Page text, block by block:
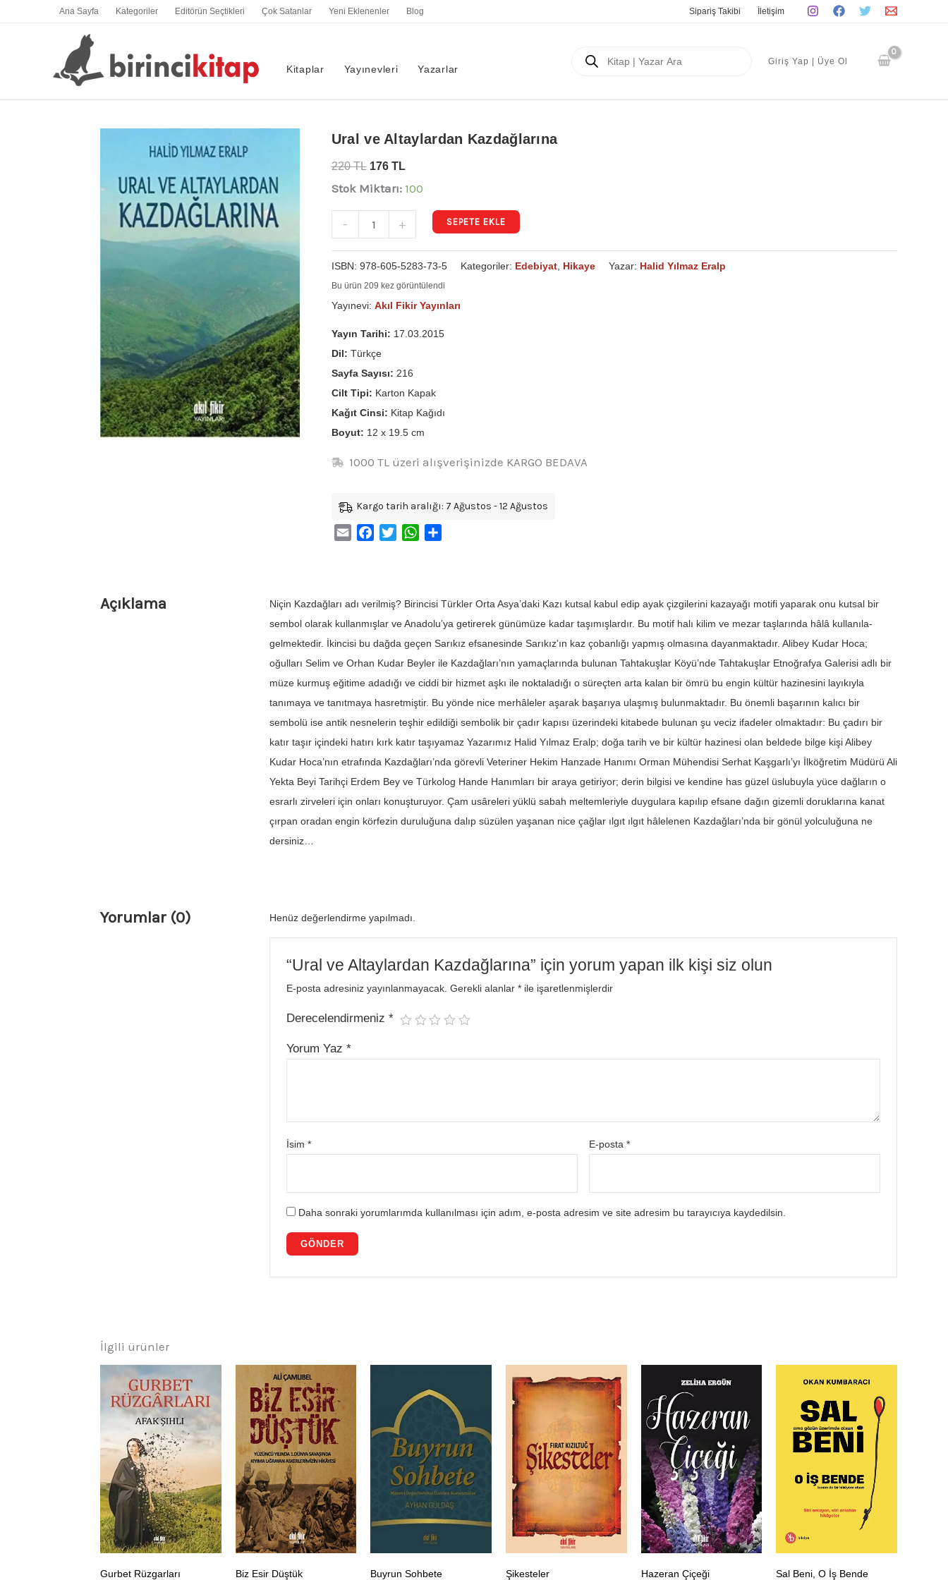
Ana Sayfa Kategoriler Editörün Seçtikleri Çok Satanlar Yeni Eklenenler Blog Sipariş Takibi İletişim
Kitaplar Yayınevleri Yazarlar
search
Giriş Yap | Üye Ol
Ural ve Altaylardan Kazdağlarına
220TL 176 TL
Stok Miktarı: 100
-
Ural
Kazdağlarına
+ SEPETE EKLE
ISBN: 978-605-5283-73-5 Kategoriler: Edebiyat, Hikaye Yazar: Halid Yılmaz Eralp
Bu ürün 209 kez görüntülendi
Yayınevi: Akıl Fikir Yayınları
Yayın Tarihi: 17.03.2015
Dil: Türkçe
Sayfa Sayısı: 216
Cilt Tipi: Karton Kapak
Kağıt Cinsi: Kitap Kağıdı
Boyut: 12 x 19.5 cm
1000 TL üzeri alışverişinizde KARGO BEDAVA
Kargo tarih aralığı: 7 Ağustos - 12 Ağustos
Email FacebookTwitterWhatsApp
Açıklama
Niçin Kazdağları adı verilmiş? Birincisi Türkler Orta Asya’daki Kazı kutsal kabul edip ayak çizgilerini kazayağı motifi yaparak onu kutsal bir
sembol olarak kullanmışlar ve Anadolu’ya getirerek günümüze kadar taşımışlardır. Bu motif halı kilim ve mezar taşlarında hâlâ kullanıla-
gelmektedir. İkincisi bu dağda geçen Sarıkız efsanesinde Sarıkız’ın kaz çobanlığı yapmış olmasına dayanmaktadır. Alibey Kudar Hoca;
oğulları Selim ve Orhan Kudar Beyler ile Kazdağları’nın yamaçlarında bulunan Tahtakuşlar Köyü’nde Tahtakuşlar Etnoğrafya Galerisi adlı bir
müze kurmuş eğitime adadığı ve ciddi bir hizmet aşkı ile noktaladığı o süreçten arta kalan bir ömrü bu engin kültür hazinesini layıkıyla
tanımaya ve tanıtmaya hasretmiştir. Bu yönde nice merhâleler aşarak başarıya ulaşmış bulunmaktadır. Bu önemli başarının kalıcı bir
sembolü ise antik nesnelerin teşhir edildiği sembolik bir çadır kapısı üzerindeki kitabede bulunan şu veciz ifadeler olmaktadır: Bu çadırı bir
katır taşır içindeki hatırı kırk katır taşıyamaz Yazarımız Halid Yılmaz Eralp; doğa tarih ve bir kültür hazinesi olan beldede bilge kişi Alibey
Kudar Hoca’nın etrafında Kazdağları’nda görevli Veteriner Hekim Hanzade Hanımı Orman Mühendisi Serhat Kaşgarlı’yı İlköğretim Müdürü Ali
Yekta Beyi Tarihçi Erdem Bey ve Türkolog Hande Hanımları bir araya getiriyor; derin bilgisi ve kendine has güzel üslubuyla yüce dağların o
esrarlı zirveleri için onları konuşturuyor. Çam usâreleri yüklü sabah meltemleriyle duygulara kapılıp efsane dağın gizemli doruklarına kanat
çırpan oradan engin körfezin duruluğuna dalıp süzülen yaşanan nice çağlar ılgıt ılgıt hâlelenen Kazdağları’nda bir gönül yolculuğuna ne
dersiniz…
Yorumlar (0) Henüz değerlendirme yapılmadı.
“Ural ve Altaylardan Kazdağlarına” için yorum yapan ilk kişi siz olun
E-posta adresiniz yayınlanmayacak. Gerekli alanlar* ile işaretlenmişlerdir
Derecelendirmeniz*
Yorum Yaz*
İsim* E-posta*
Daha sonraki yorumlarımda kullanılması için adım, e-posta adresim ve site adresim bu tarayıcıya kaydedilsin.
İlgili ürünler
Gurbet Rüzgarları Biz Esir Düştük Buyrun Sohbete Şikesteler Hazeran Çiçeği Sal Beni, O İş Bende